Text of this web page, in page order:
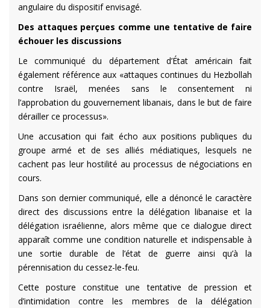
angulaire du dispositif envisagé.
Des attaques perçues comme une tentative de faire
échouer les discussions
Le communiqué du département d’État américain fait
également référence aux «attaques continues du Hezbollah
contre Israël, menées sans le consentement ni
l’approbation du gouvernement libanais, dans le but de faire
dérailler ce processus».
Une accusation qui fait écho aux positions publiques du
groupe armé et de ses alliés médiatiques, lesquels ne
cachent pas leur hostilité au processus de négociations en
cours.
Dans son dernier communiqué, elle a dénoncé le caractère
direct des discussions entre la délégation libanaise et la
délégation israélienne, alors même que ce dialogue direct
apparaît comme une condition naturelle et indispensable à
une sortie durable de l’état de guerre ainsi qu’à la
pérennisation du cessez-le-feu.
Cette posture constitue une tentative de pression et
d’intimidation contre les membres de la délégation